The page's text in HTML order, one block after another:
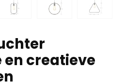
creatieve